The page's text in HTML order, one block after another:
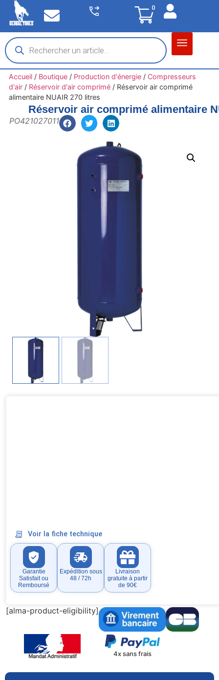
0
Accueil/ Boutique/ Production d'énergie/ Compresseurs
d'air/ Réservoir d'air comprimé/ Réservoir air comprimé
alimentaire NUAIR 270 litres
Réservoir air comprimé alimentaire
PO421027011
Voir la fiche technique
Garantie
Satisfait ou
Remboursé
Expédition sous
48 / 72h
Livraison
gratuite à partir
de 90€
[alma-product-eligibility]
4x sans frais